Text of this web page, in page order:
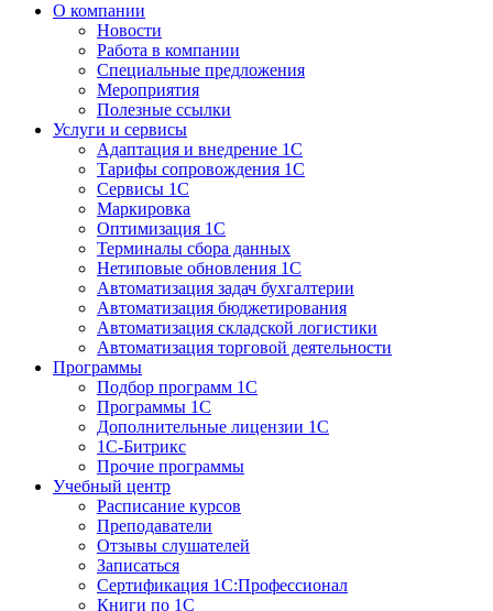
О компании
Новости
Работа в компании
Специальные предложения
Мероприятия
Полезные ссылки
Услуги и сервисы
Адаптация и внедрение 1С
Тарифы сопровождения 1С
Сервисы 1С
Маркировка
Оптимизация 1С
Терминалы сбора данных
Нетиповые обновления 1С
Автоматизация задач бухгалтерии
Автоматизация бюджетирования
Автоматизация складской логистики
Автоматизация торговой деятельности
Программы
Подбор программ 1С
Программы 1С
Дополнительные лицензии 1С
1С-Битрикс
Прочие программы
Учебный центр
Расписание курсов
Преподаватели
Отзывы слушателей
Записаться
Сертификация 1С:Профессионал
Книги по 1С